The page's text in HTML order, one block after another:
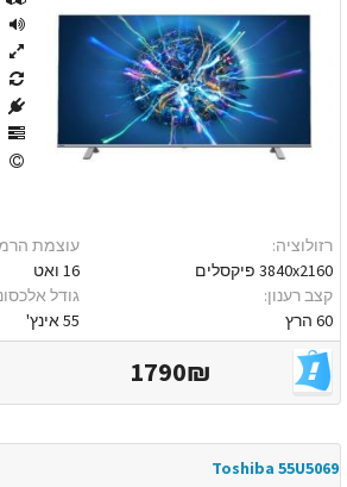
רזולוציה:
3840x2160 פיקסלים
קצב רענון:
60 הרץ
עוצמת
16 ואט
גודל
55 אינץ'
1790₪
Toshiba 55U5069